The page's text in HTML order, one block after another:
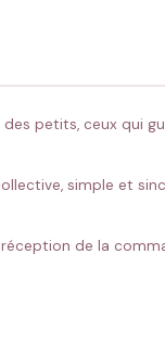
petits, ceux qui
simple et
de la